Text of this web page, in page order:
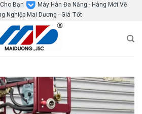
Bạn
Máy Hàn Đa Năng - Hàng Mới Về
Nghiệp Mai Dương - Giá Tốt